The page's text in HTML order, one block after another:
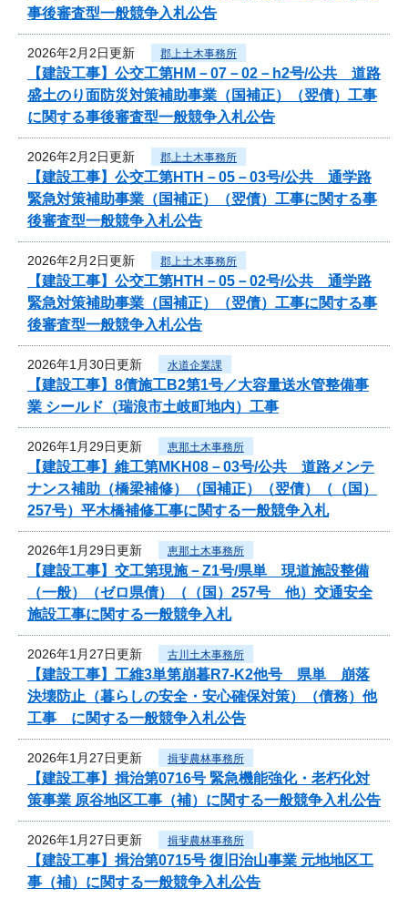
事後審査型一般競争入札公告
2026年2月2日更新 郡上土木事務所
【建設工事】公交工第HM－07－02－h2号/公共 道路
盛土のり面防災対策補助事業（国補正）（翌債）工事
に関する事後審査型一般競争入札公告
2026年2月2日更新 郡上土木事務所
【建設工事】公交工第HTH－05－03号/公共 通学路
緊急対策補助事業（国補正）（翌債）工事に関する事
後審査型一般競争入札公告
2026年2月2日更新 郡上土木事務所
【建設工事】公交工第HTH－05－02号/公共 通学路
緊急対策補助事業（国補正）（翌債）工事に関する事
後審査型一般競争入札公告
2026年1月30日更新 水道企業課
【建設工事】8債施工B2第1号／大容量送水管整備事
業 シールド（瑞浪市土岐町地内）工事
2026年1月29日更新 恵那土木事務所
【建設工事】維工第MKH08－03号/公共 道路メンテ
ナンス補助（橋梁補修）（国補正）（翌債）（（国）
257号）平木橋補修工事に関する一般競争入札
2026年1月29日更新 恵那土木事務所
【建設工事】交工第現施－Z1号/県単 現道施設整備
（一般）（ゼロ県債）（（国）257号 他）交通安全
施設工事に関する一般競争入札
2026年1月27日更新 古川土木事務所
【建設工事】工維3単第崩暮R7-K2他号 県単 崩落
決壊防止（暮らしの安全・安心確保対策）（債務）他
工事 に関する一般競争入札公告
2026年1月27日更新 揖斐農林事務所
【建設工事】揖治第0716号 緊急機能強化・老朽化対
策事業 原谷地区工事（補）に関する一般競争入札公告
2026年1月27日更新 揖斐農林事務所
【建設工事】揖治第0715号 復旧治山事業 元地地区工
事（補）に関する一般競争入札公告